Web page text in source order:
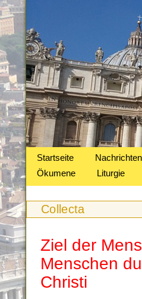
Startseite Nachrichten
Ökumene
Liturgie
Collecta
Ziel der
Menschen
Christi